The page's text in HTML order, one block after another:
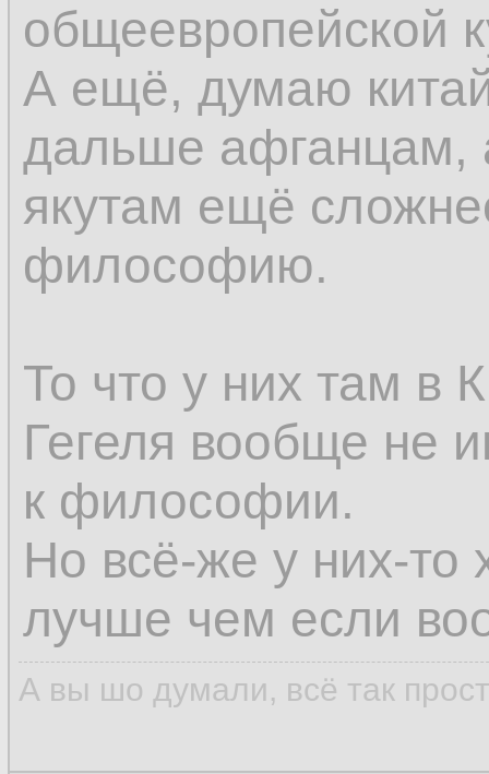
общеевропейской
А ещё, думаю
дальше афганцам,
якутам ещё
философию.
То что у них там в
Гегеля вообще не
к философии.
Но всё-же у них-то
лучше чем если
А вы шо думали, всё так